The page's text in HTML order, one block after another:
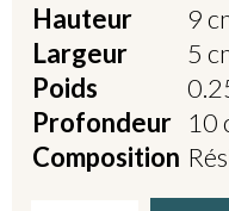
Hauteur
9
Largeur
5
Poids
Profondeur 10
Composition